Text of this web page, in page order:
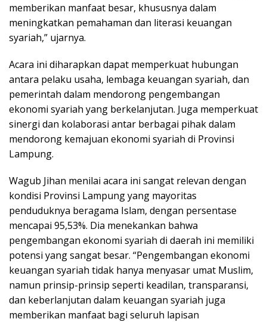
memberikan manfaat besar, khususnya dalam
meningkatkan pemahaman dan literasi keuangan
syariah,” ujarnya.
Acara ini diharapkan dapat memperkuat hubungan
antara pelaku usaha, lembaga keuangan syariah, dan
pemerintah dalam mendorong pengembangan
ekonomi syariah yang berkelanjutan. Juga memperkuat
sinergi dan kolaborasi antar berbagai pihak dalam
mendorong kemajuan ekonomi syariah di Provinsi
Lampung.
Wagub Jihan menilai acara ini sangat relevan dengan
kondisi Provinsi Lampung yang mayoritas
penduduknya beragama Islam, dengan persentase
mencapai 95,53%. Dia menekankan bahwa
pengembangan ekonomi syariah di daerah ini memiliki
potensi yang sangat besar. “Pengembangan ekonomi
keuangan syariah tidak hanya menyasar umat Muslim,
namun prinsip-prinsip seperti keadilan, transparansi,
dan keberlanjutan dalam keuangan syariah juga
memberikan manfaat bagi seluruh lapisan